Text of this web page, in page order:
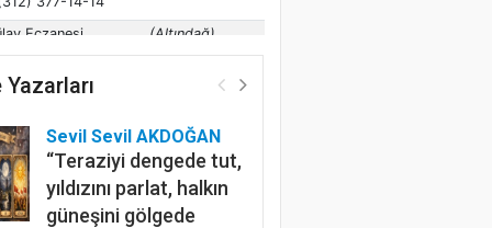
Yazarları
Sevil Sevil AKDOĞAN
“Teraziyi dengede tut,
yıldızını parlat, halkın
güneşini gölgede